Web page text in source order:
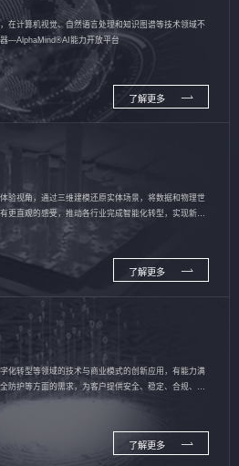
在计算机视觉、自然语言处理和知识图谱等技术领域不
—AlphaMind®AI能力开放平台
了解更多
验视角，通过三维建模还原实体场景，将数据和物理世
更直观的感受，推动各行业完成智能化转型，实现新旧
了解更多
化转型等领域的技术与商业模式的创新应用，有能力满
防护等方面的需求，为客户提供安全、稳定、合规、持
了解更多